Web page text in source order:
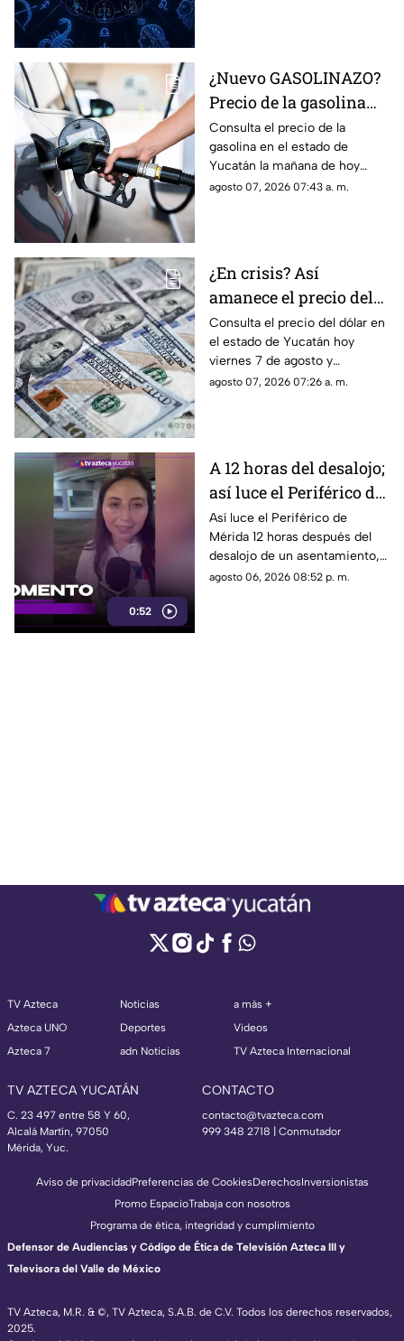
¿Nuevo GASOLINAZO?
Precio de la gasolina
HOY viernes 7 de
agosto en Yucatán
Consulta el precio de la
gasolina en el estado de
Yucatán la mañana de hoy
viernes 7 de agosto y
agosto 07, 2026 07:43 a. m.
¿En crisis? Así
amanece el precio del
dólar HOY, viernes 7 de
agosto en Yucatán
Consulta el precio del dólar en
el estado de Yucatán hoy
viernes 7 de agosto y
descubre si conviene cambiar
agosto 07, 2026 07:26 a. m.
0:52
A 12 horas del desalojo;
así luce el Periférico de
Mérida tras bloqueo y
protestas de
manifestantes
Así luce el Periférico de
Mérida 12 horas después del
desalojo de un asentamiento,
el cual provocó protestas,
agosto 06, 2026 08:52 p. m.
TV Azteca
Azteca UNO
Azteca 7
Noticias
Deportes
adn Noticias
a más +
Videos
TV Azteca Internacional
TV AZTECA YUCATÁN
C. 23 497 entre 58 Y 60,
Alcalá Martín, 97050
Mérida, Yuc.
CONTACTO
contacto@tvazteca.com
999 348 2718 | Conmutador
TV Azteca, M.R. & ©, TV Azteca, S.A.B. de C.V. Todos los derechos reservados,
2025.
Aviso de privacidadPreferencias de CookiesDerechosInversionistas
Promo EspacioTrabaja con nosotros
Programa de ética, integridad y cumplimiento
Defensor de Audiencias y Código de Ética de Televisión Azteca III y
Televisora del Valle de México